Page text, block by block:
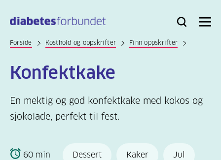
hovedinnhold
Bli
Logg
Søk Meny
Forside Kosthold og oppskrifter Finn oppskrifter
Konfektkake
En mektig og god konfektkake med kokos og
sjokolade, perfekt til fest.
60 min Dessert Kaker Jul